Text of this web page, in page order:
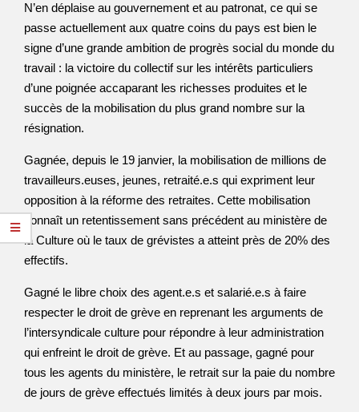
N’en déplaise au gouvernement et au patronat, ce qui se
passe actuellement aux quatre coins du pays est bien le
signe d’une grande ambition de progrès social du monde du
travail : la victoire du collectif sur les intérêts particuliers
d’une poignée accaparant les richesses produites et le
succès de la mobilisation du plus grand nombre sur la
résignation.
Gagnée, depuis le 19 janvier, la mobilisation de millions de
travailleurs.euses, jeunes, retraité.e.s qui expriment leur
opposition à la réforme des retraites. Cette mobilisation
connaît un retentissement sans précédent au ministère de
la Culture où le taux de grévistes a atteint près de 20% des
effectifs.
Gagné le libre choix des agent.e.s et salarié.e.s à faire
respecter le droit de grève en reprenant les arguments de
l’intersyndicale culture pour répondre à leur administration
qui enfreint le droit de grève. Et au passage, gagné pour
tous les agents du ministère, le retrait sur la paie du nombre
de jours de grève effectués limités à deux jours par mois.